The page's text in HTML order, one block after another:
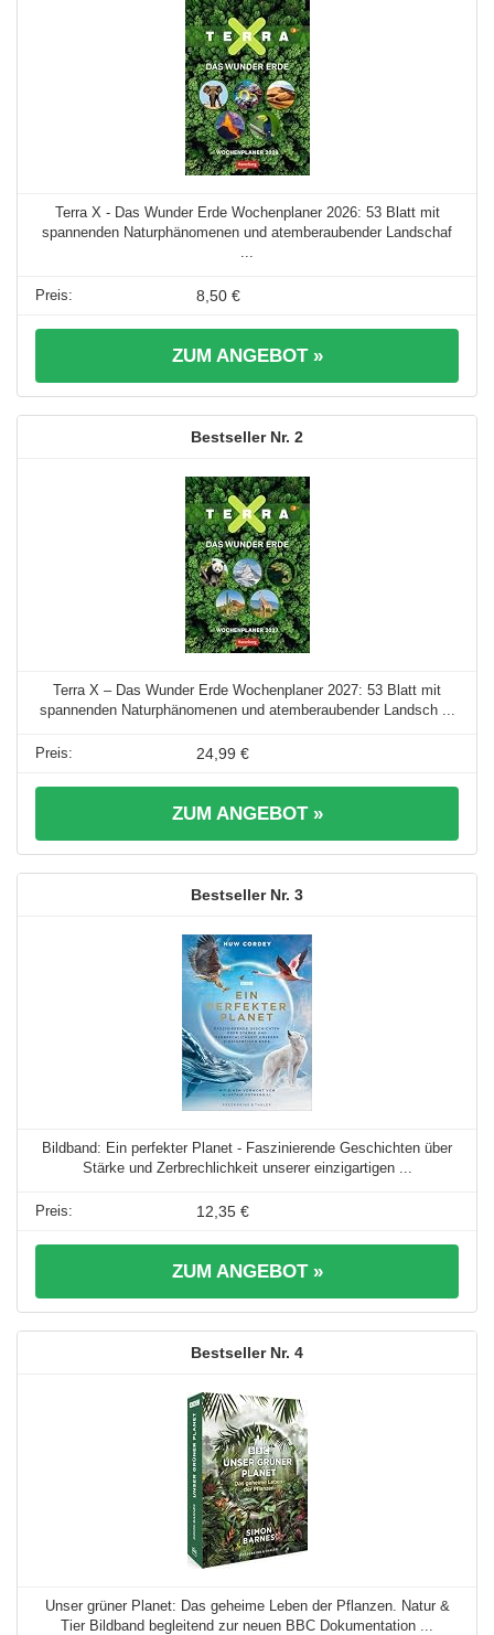
Terra X - Das Wunder Erde Wochenplaner 2026: 53 Blatt mit
spannenden Naturphänomenen und atemberaubender Landschaf
...
8,50 €
ZUM ANGEBOT »
2
Terra X – Das Wunder Erde Wochenplaner 2027: 53 Blatt mit
spannenden Naturphänomenen und atemberaubender Landsch ...
24,99 €
ZUM ANGEBOT »
3
Bildband: Ein perfekter Planet - Faszinierende Geschichten über
Stärke und Zerbrechlichkeit unserer einzigartigen ...
12,35 €
ZUM ANGEBOT »
4
Unser grüner Planet: Das geheime Leben der Pflanzen. Natur &
Tier Bildband begleitend zur neuen BBC Dokumentation ...